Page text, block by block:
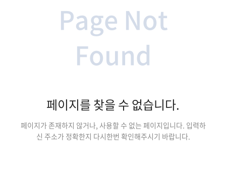
Page Not
Found
페이지를 찾을 수 없습니다.
페이지가 존재하지 않거나, 사용할 수 없는 페이지입니다. 입력하
신 주소가 정확한지 다시한번 확인해주시기 바랍니다.